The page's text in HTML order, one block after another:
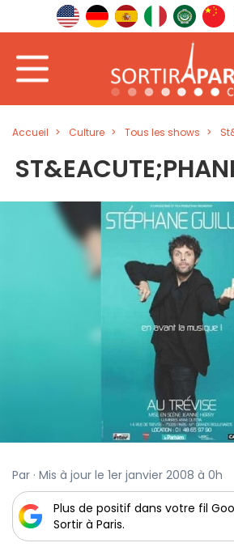
Accueil Culture Tous les shows
Par · Mis à jour le 1er janvier 2008 à 0h
Plus de positif dans votre fil
Sortir à Paris.